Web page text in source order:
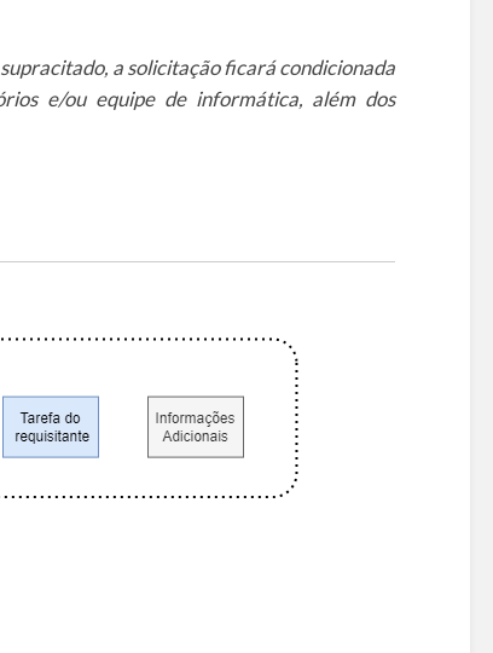
a solicitação ficará condicionada
e/ou equipe de informática, além dos